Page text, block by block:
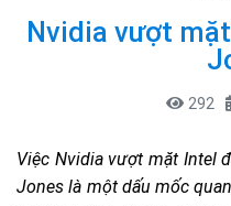
Nvidia vượt
292
Việc Nvidia vượt mặt Intel
Jones là một dấu mốc